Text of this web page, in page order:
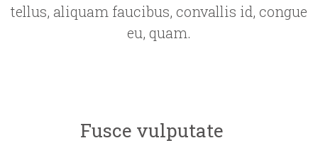
tellus, aliquam faucibus, convallis id, congue
eu, quam.
Fusce vulputate